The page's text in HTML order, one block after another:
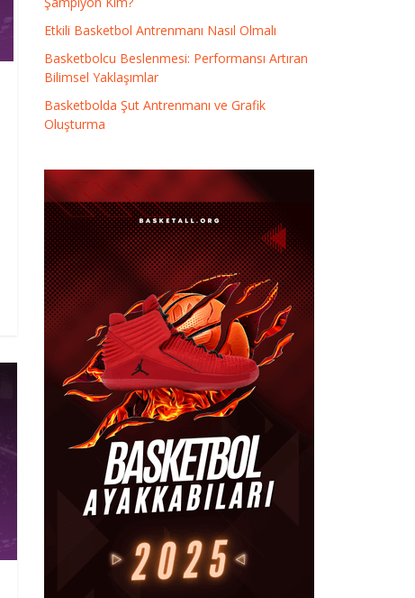
Etkili Basketbol Antrenmanı Nasıl Olmalı
Basketbolcu Beslenmesi: Performansı Artıran
Bilimsel Yaklaşımlar
Basketbolda Şut Antrenmanı ve Grafik
Oluşturma